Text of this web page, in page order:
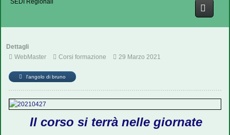
SEDI Regionali
Dettagli
WebMaster
Corsi formazione 29 Marzo 2021
l'angolo di bruno
Il corso si terrà nelle giornate